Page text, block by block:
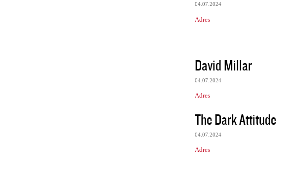
04.07.2024
Adres
David Millar
04.07.2024
Adres
The Dark Attitude
04.07.2024
Adres